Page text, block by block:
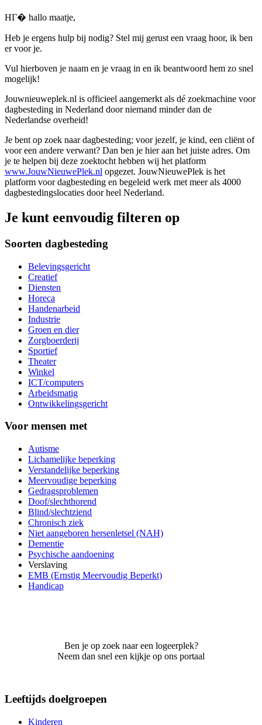
HГ� hallo maatje,
Heb je ergens hulp bij nodig? Stel mij gerust een vraag hoor, ik ben
er voor je.
Vul hierboven je naam en je vraag in en ik beantwoord hem zo snel
mogelijk!
Jouwnieuweplek.nl is officieel aangemerkt als dé zoekmachine voor
dagbesteding in Nederland door niemand minder dan de
Nederlandse overheid!
Je bent op zoek naar dagbesteding; voor jezelf, je kind, een cliënt of
voor een andere verwant? Dan ben je hier aan het juiste adres. Om
je te helpen bij deze zoektocht hebben wij het platform
www.JouwNieuwePlek.nl opgezet. JouwNieuwePlek is het
platform voor dagbesteding en begeleid werk met meer als 4000
dagbestedingslocaties door heel Nederland.
Je kunt eenvoudig filteren op
Soorten dagbesteding
Belevingsgericht
Creatief
Diensten
Horeca
Handenarbeid
Industrie
Groen en dier
Zorgboerderij
Sportief
Theater
Winkel
ICT/computers
Arbeidsmatig
Ontwikkelingsgericht
Voor mensen met
Autisme
Lichamelijke beperking
Verstandelijke beperking
Meervoudige beperking
Gedragsproblemen
Doof/slechthorend
Blind/slechtziend
Chronisch ziek
Niet aangeboren hersenletsel (NAH)
Dementie
Psychische aandoening
Verslaving
EMB (Ernstig Meervoudig Beperkt)
Handicap
Ben je op zoek naar een logeerplek?
Neem dan snel een kijkje op ons portaal
Leeftijds doelgroepen
Kinderen